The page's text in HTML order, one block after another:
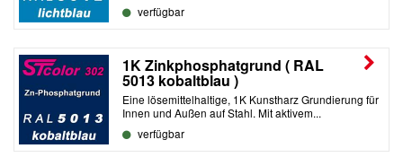
verfügbar
1K Zinkphosphatgrund ( RAL
5013 kobaltblau )
Eine lösemittelhaltige, 1K Kunstharz Grundierung für
Innen und Außen auf Stahl. Mit aktivem...
verfügbar